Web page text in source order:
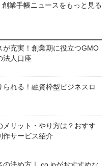
創業手帳ニュースをもっと見る
が充実！創業期に役立つGMO
法人口座
れる！融資枠型ビジネスロ
メリット・やり方は？おすす
作サービス紹介